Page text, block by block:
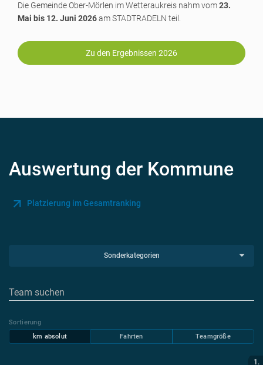
Die Gemeinde Ober-Mörlen im Wetteraukreis nahm vom23.
Mai bis 12. Juni 2026am STADTRADELN teil.
Zu den Ergebnissen 2026
Auswertung der Kommune
Platzierung im Gesamtranking
Sonderkategorien
Sortierung
km absolut
Fahrten Teamgröße
1.